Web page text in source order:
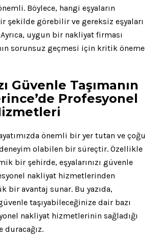
Böylece, hangi eşyaların
şekilde görebilir ve gereksiz eşyaları
uygun bir nakliyat firması
sorunsuz geçmesi için kritik öneme
Güvenle Taşımanın
Profesyonel
önemli bir yer tutan ve çoğu
olabilen bir süreçtir. Özellikle
bir şehirde, eşyalarınızı güvenle
nakliyat hizmetlerinden
bir avantaj sunar. Bu yazıda,
taşıyabileceğinize dair bazı
nakliyat hizmetlerinin sağladığı
duracağız.